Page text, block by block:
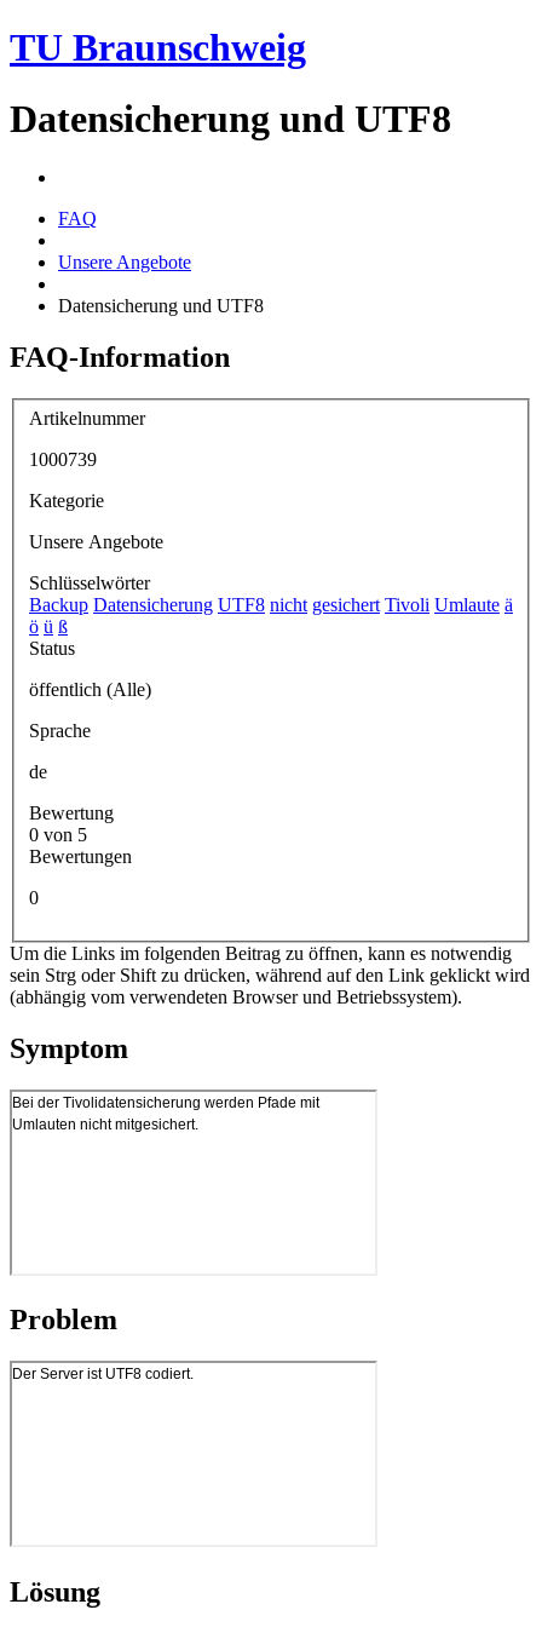
TU Braunschweig
Datensicherung und UTF8
FAQ
Unsere Angebote
Datensicherung und UTF8
FAQ-Information
Artikelnummer
1000739
Kategorie
Unsere Angebote
Schlüsselwörter
Backup Datensicherung UTF8 nicht gesichert Tivoli Umlaute ä
ö ü ß
Status
öffentlich (Alle)
Sprache
de
Bewertung
0 von 5
Bewertungen
0
Um die Links im folgenden Beitrag zu öffnen, kann es notwendig
sein Strg oder Shift zu drücken, während auf den Link geklickt wird
(abhängig vom verwendeten Browser und Betriebssystem).
Symptom
Problem
Lösung